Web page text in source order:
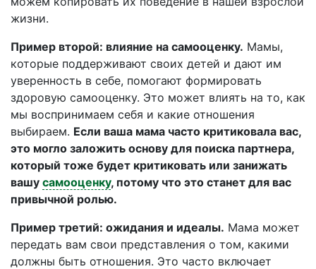
жизни.
Пример второй: влияние на самооценку. Мамы,
которые поддерживают своих детей и дают им
уверенность в себе, помогают формировать
здоровую самооценку. Это может влиять на то, как
мы воспринимаем себя и какие отношения
выбираем. Если ваша мама часто критиковала вас,
это могло заложить основу для поиска партнера,
который тоже будет критиковать или занижать
вашу самооценку, потому что это станет для вас
привычной ролью.
Пример третий: ожидания и идеалы. Мама может
передать вам свои представления о том, какими
должны быть отношения. Это часто включает